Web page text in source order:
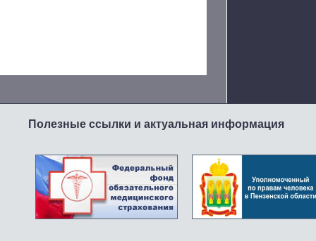
Полезные ссылки и актуальная информация